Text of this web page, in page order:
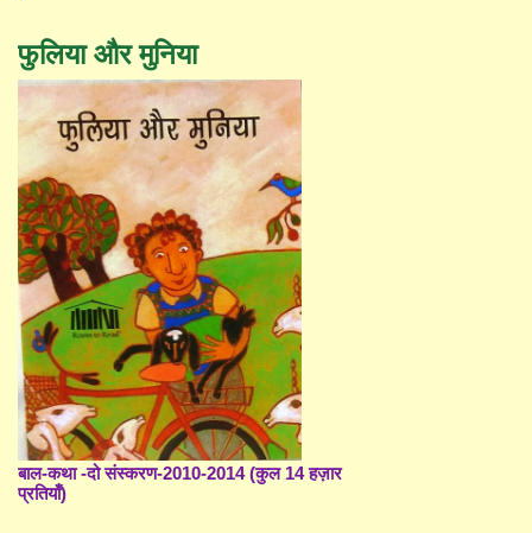
फुलिया और मुनिया
बाल-कथा -दो संस्करण-2010-2014 (कुल 14 हज़ार
प्रतियाँ)